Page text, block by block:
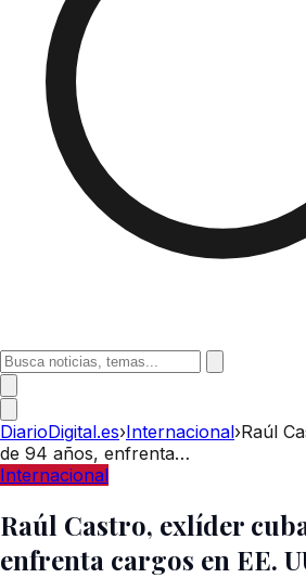
DiarioDigital.es›Internacional›Raúl
de 94 años, enfrenta…
Internacional
Raúl Castro, exlíder
enfrenta cargos en EE.